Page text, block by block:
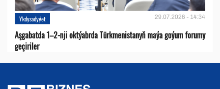
Ykdysadyýet 29.07.2026 - 14:34
Aşgabatda 1–2-nji oktýabrda Türkmenistanyň maýa goýum forumy
geçiriler